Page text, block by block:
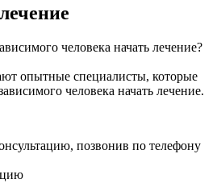
человека начать лечение?
опытные специалисты, которые
человека начать лечение.
позвонив по телефону